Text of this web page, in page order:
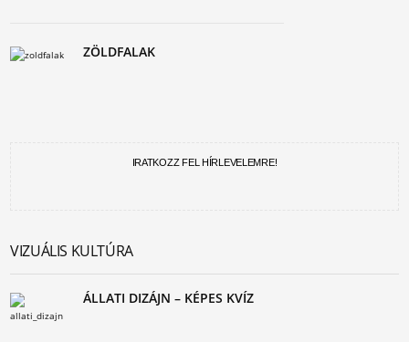
ZÖLDFALAK
IRATKOZZ FEL HÍRLEVELEMRE!
VIZUÁLIS KULTÚRA
ÁLLATI DIZÁJN – KÉPES KVÍZ